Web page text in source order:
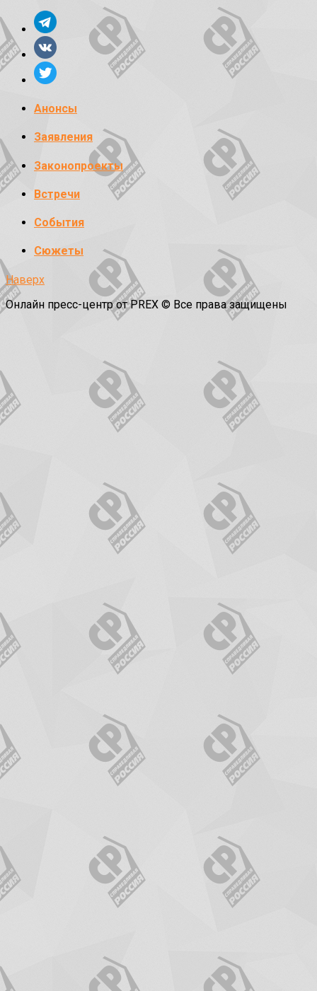
Анонсы
Заявления
Законопроекты
Встречи
События
Сюжеты
Наверх
Онлайн пресс-центр от PREX © Все права защищены